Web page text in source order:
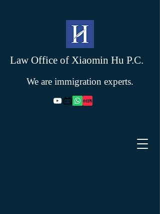
Law Office of Xiaomin Hu P.C.
We are immigration experts.